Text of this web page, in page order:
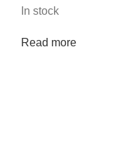
In stock
Read more